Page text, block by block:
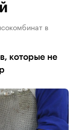
в
которые не